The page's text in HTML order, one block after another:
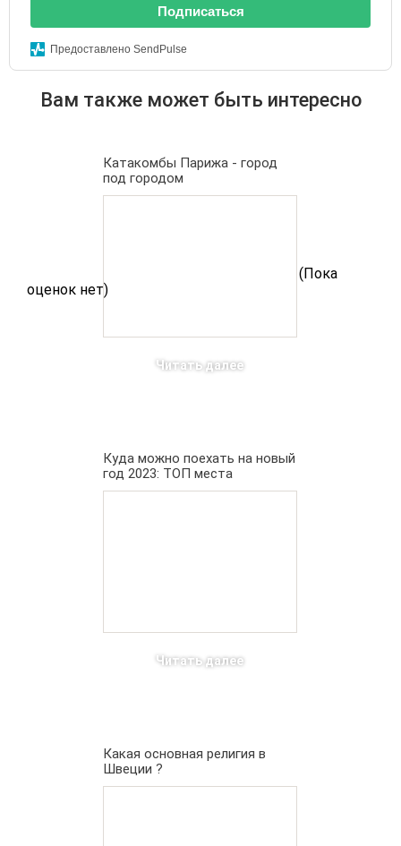
(Пока
оценок нет)
Подписаться
Предоставлено SendPulse
Вам также может быть интересно
Катакомбы Парижа - город
под городом
Читать далее
Куда можно поехать на новый
год 2023: ТОП места
Читать далее
Какая основная религия в
Швеции ?